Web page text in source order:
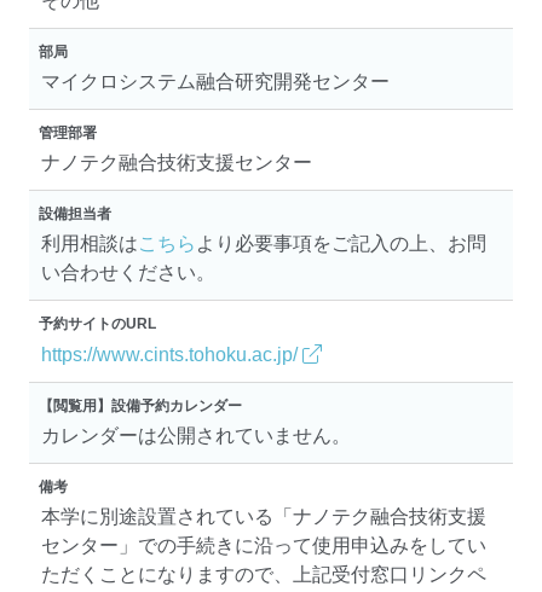
部局
マイクロシステム融合研究開発センター
管理部署
ナノテク融合技術支援センター
設備担当者
利用相談はこちら より必要事項をご記入の上、お問
い合わせください。
予約サイトのURL
https://www.cints.tohoku.ac.jp/
【閲覧用】設備予約カレンダー
カレンダーは公開されていません。
備考
本学に別途設置されている「ナノテク融合技術支援
センター」での手続きに沿って使用申込みをしてい
ただくことになりますので、上記受付窓口リンクペ